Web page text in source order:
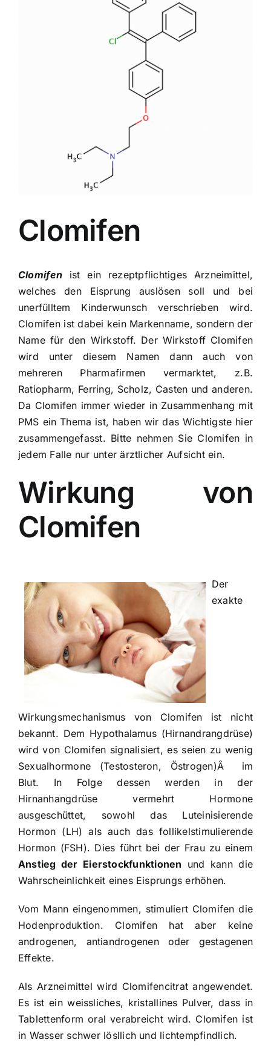
Clomifen
Clomifenist ein rezeptpflichtiges Arzneimittel,
welches den Eisprung auslösen soll und bei
unerfülltem Kinderwunsch verschrieben wird.
Clomifen ist dabei kein Markenname, sondern der
Name für den Wirkstoff. Der Wirkstoff Clomifen
wird unter diesem Namen dann auch von
mehreren Pharmafirmen vermarktet, z.B.
Ratiopharm, Ferring, Scholz, Casten und anderen.
Da Clomifen immer wieder in Zusammenhang mit
PMS ein Thema ist, haben wir das Wichtigste hier
zusammengefasst. Bitte nehmen Sie Clomifen in
jedem Falle nur unter ärztlicher Aufsicht ein.
Wirkung von
Clomifen
Der
exakte
Wirkungsmechanismus von Clomifen ist nicht
bekannt. Dem Hypothalamus (Hirnandrangdrüse)
wird von Clomifen signalisiert, es seien zu wenig
Sexualhormone (Testosteron, Östrogen)Â im
Blut. In Folge dessen werden in der
Hirnanhangdrüse vermehrt Hormone
ausgeschüttet, sowohl das Luteinisierende
Hormon (LH) als auch das follikelstimulierende
Hormon (FSH). Dies führt bei der Frau zu einem
Anstieg der Eierstockfunktionen und kann die
Wahrscheinlichkeit eines Eisprungs erhöhen.
Vom Mann eingenommen, stimuliert Clomifen die
Hodenproduktion. Clomifen hat aber keine
androgenen, antiandrogenen oder gestagenen
Effekte.
Als Arzneimittel wird Clomifencitrat angewendet.
Es ist ein weissliches, kristallines Pulver, dass in
Tablettenform oral verabreicht wird. Clomifen ist
in Wasser schwer lösllich und lichtempfindlich.